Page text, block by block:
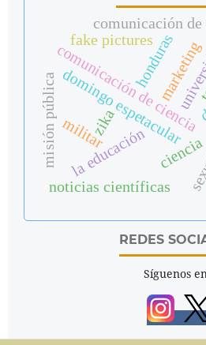
ciencia
comunicación de ciencia
domingo espetacular
marketing
la educación
noticias científicas
honduras
comunicación
fake pictures
zika
militar
misión pública
REDES
Síguenos